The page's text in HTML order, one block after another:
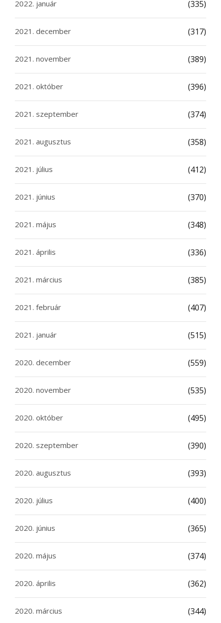
2022. január (335)
2021. december (317)
2021. november (389)
2021. október (396)
2021. szeptember (374)
2021. augusztus (358)
2021. július (412)
2021. június (370)
2021. május (348)
2021. április (336)
2021. március (385)
2021. február (407)
2021. január (515)
2020. december (559)
2020. november (535)
2020. október (495)
2020. szeptember (390)
2020. augusztus (393)
2020. július (400)
2020. június (365)
2020. május (374)
2020. április (362)
2020. március (344)